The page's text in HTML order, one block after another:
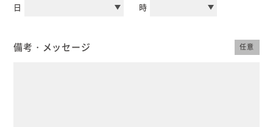
日 時
備考・メッセージ 任意